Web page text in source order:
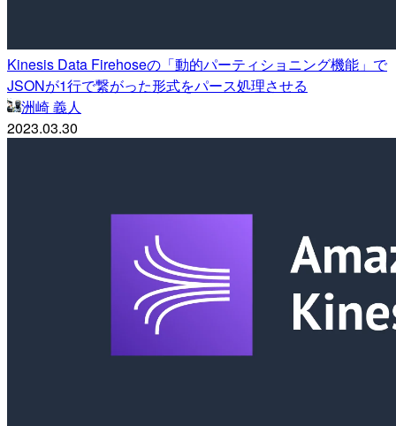
Kinesis Data Firehoseの「動的パーティショニング機能」で
JSONが1行で繋がった形式をパース処理させる
洲崎 義人
2023.03.30